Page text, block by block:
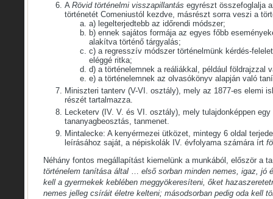
A Rövid történelmi visszapillantás egyrészt összefoglalja
történetét Comeniustól kezdve, másrészt sorra veszi a
a) legelterjedtebb az időrendi módszer;
b) ennek sajátos formája az egyes főbb
alakítva történő tárgyalás;
c) a regresszív módszer történelmünk kérdés-
eléggé ritka;
d) a történelemnek a reáliákkal, például földrajzzal
e) a történelemnek az olvasókönyv alapján való
Miniszteri tanterv (V-VI. osztály), mely az 1877-es elemi
részét tartalmazza.
Lecketerv (IV. V. és VI. osztály), mely tulajdonképpen
tananyagbeosztás, tanmenet.
Mintalecke: A kenyérmezei ütközet, mintegy 6 oldal
leírásához saját, a népiskolák IV. évfolyama számára írt
Néhány fontos megállapítást kiemelünk a munkából, először a
történelem tanítása által … első sorban minden nemes, igaz, jó
kell a gyermekek keblében meggyökeresíteni, őket
nemes jelleg csíráit életre kelteni; másodsorban pedig oda kell